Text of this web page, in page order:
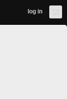
log in